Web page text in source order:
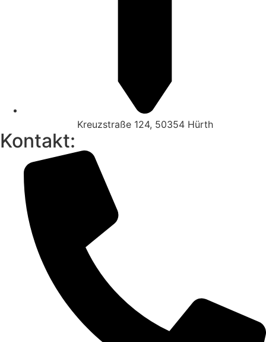
Kreuzstraße 124, 50354 Hürth
Kontakt: